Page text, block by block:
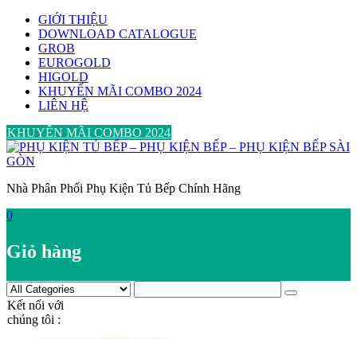
Skip
content
GIỚI THIỆU
DOWNLOAD CATALOGUE
GROB
EUROGOLD
HIGOLD
KHUYẾN MÃI COMBO 2024
LIÊN HỆ
KHUYẾN MÃI COMBO 2024
Nhà Phân Phối Phụ Kiện Tủ Bếp Chính Hãng
0
Giỏ hàng
Kết nối với
chúng tôi :